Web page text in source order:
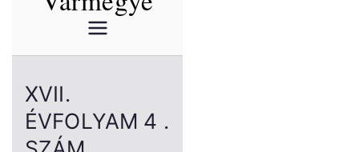
XVII.
ÉVFOLYAM 4 .